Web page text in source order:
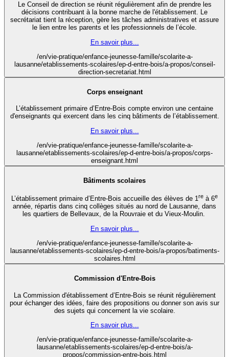
Le Conseil de direction se réunit régulièrement afin de prendre les
décisions contribuant à la bonne marche de l'établissement. Le
secrétariat tient la réception, gère les tâches administratives et assure
le lien entre les parents et les professionnels de l’école.
En savoir plus...
/en/vie-pratique/enfance-jeunesse-famille/scolarite-a-
lausanne/etablissements-scolaires/ep-d-entre-bois/a-propos/conseil-
direction-secretariat.html
Corps enseignant
L’établissement primaire d’Entre-Bois compte environ une centaine
d'enseignants qui exercent dans les cinq bâtiments de l’établissement.
En savoir plus...
/en/vie-pratique/enfance-jeunesse-famille/scolarite-a-
lausanne/etablissements-scolaires/ep-d-entre-bois/a-propos/corps-
enseignant.html
Bâtiments scolaires
L’établissement primaire d’Entre-Bois accueille des élèves de 1re à 6e
année, répartis dans cinq collèges situés au nord de Lausanne, dans
les quartiers de Bellevaux, de la Rouvraie et du Vieux-Moulin.
En savoir plus...
/en/vie-pratique/enfance-jeunesse-famille/scolarite-a-
lausanne/etablissements-scolaires/ep-d-entre-bois/a-propos/batiments-
scolaires.html
Commission d'Entre-Bois
La Commission d'établissement d’Entre-Bois se réunit régulièrement
pour échanger des idées, faire des propositions ou donner son avis sur
des sujets qui concernent la vie scolaire.
En savoir plus...
/en/vie-pratique/enfance-jeunesse-famille/scolarite-a-
lausanne/etablissements-scolaires/ep-d-entre-bois/a-
propos/commission-entre-bois.html